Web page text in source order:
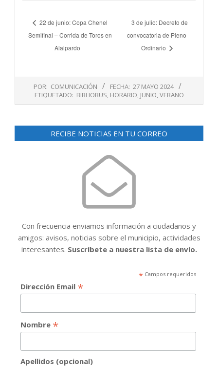
22 de junio: Copa Chenel
Semifinal – Corrida de Toros en
Alalpardo
3 de julio: Decreto de
convocatoria de Pleno
Ordinario
27
POR: COMUNICACIÓN FECHA: 27 MAYO 2024
ETIQUETADO: BIBLIOBUS, HORARIO, JUNIO,VERANO
RECIBE NOTICIAS EN TU CORREO
Con frecuencia enviamos información a ciudadanos y
amigos: avisos, noticias sobre el municipio, actividades
interesantes. Suscríbete a nuestra lista de envío.
*Campos requeridos
Dirección Email *
Nombre *
Apellidos (opcional)